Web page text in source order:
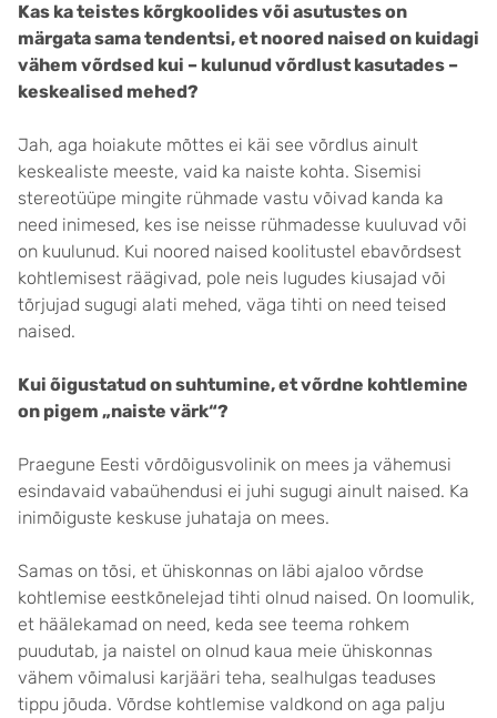
Kas ka teistes kõrgkoolides või asutustes on
märgata sama tendentsi, et noored naised on kuidagi
vähem võrdsed kui – kulunud võrdlust kasutades –
keskealised mehed?
Jah, aga hoiakute mõttes ei käi see võrdlus ainult
keskealiste meeste, vaid ka naiste kohta. Sisemisi
stereotüüpe mingite rühmade vastu võivad kanda ka
need inimesed, kes ise neisse rühmadesse kuuluvad või
on kuulunud. Kui noored naised koolitustel ebavõrdsest
kohtlemisest räägivad, pole neis lugudes kiusajad või
tõrjujad sugugi alati mehed, väga tihti on need teised
naised.
Kui õigustatud on suhtumine, et võrdne kohtlemine
on pigem „naiste värk“?
Praegune Eesti võrdõigusvolinik on mees ja vähemusi
esindavaid vabaühendusi ei juhi sugugi ainult naised. Ka
inimõiguste keskuse juhataja on mees.
Samas on tõsi, et ühiskonnas on läbi ajaloo võrdse
kohtlemise eestkõnelejad tihti olnud naised. On loomulik,
et häälekamad on need, keda see teema rohkem
puudutab, ja naistel on olnud kaua meie ühiskonnas
vähem võimalusi karjääri teha, sealhulgas teaduses
tippu jõuda. Võrdse kohtlemise valdkond on aga palju